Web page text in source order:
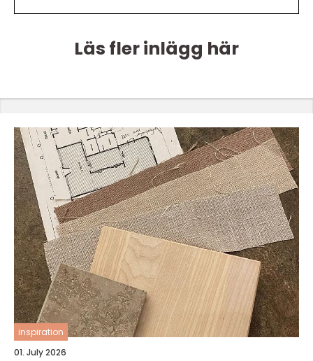
Läs fler inlägg här
inspiration
01. July 2026